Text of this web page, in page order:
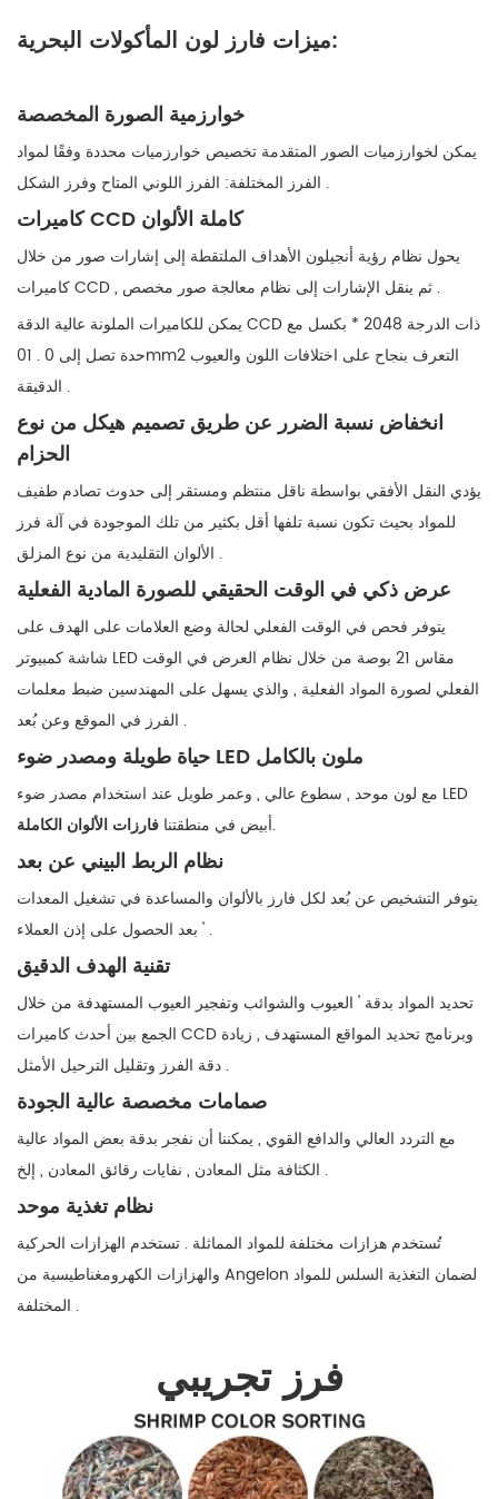
ميزات فارز لون المأكولات البحرية:
خوارزمية الصورة المخصصة
يمكن لخوارزميات الصور المتقدمة تخصيص خوارزميات محددة وفقًا لمواد
الفرز المختلفة: الفرز اللوني المتاح وفرز الشكل .
كاميرات CCD كاملة الألوان
يحول نظام رؤية أنجيلون الأهداف الملتقطة إلى إشارات صور من خلال
كاميرات CCD , ثم ينقل الإشارات إلى نظام معالجة صور مخصص .
يمكن للكاميرات الملونة عالية الدقة CCD ذات الدرجة 2048 * بكسل مع
حدة تصل إلى 0 . 01mm2 التعرف بنجاح على اختلافات اللون والعيوب
الدقيقة .
انخفاض نسبة الضرر عن طريق تصميم هيكل من نوع
الحزام
يؤدي النقل الأفقي بواسطة ناقل منتظم ومستقر إلى حدوث تصادم طفيف
للمواد بحيث تكون نسبة تلفها أقل بكثير من تلك الموجودة في آلة فرز
الألوان التقليدية من نوع المزلق .
عرض ذكي في الوقت الحقيقي للصورة المادية الفعلية
يتوفر فحص في الوقت الفعلي لحالة وضع العلامات على الهدف على
شاشة كمبيوتر LED مقاس 21 بوصة من خلال نظام العرض في الوقت
الفعلي لصورة المواد الفعلية , والذي يسهل على المهندسين ضبط معلمات
الفرز في الموقع وعن بُعد .
حياة طويلة ومصدر ضوء LED ملون بالكامل
مع لون موحد , سطوع عالي , وعمر طويل عند استخدام مصدر ضوء LED
أبيض في منطقتنا فارزات الألوان الكاملة .
نظام الربط البيني عن بعد
يتوفر التشخيص عن بُعد لكل فارز بالألوان والمساعدة في تشغيل المعدات
بعد الحصول على إذن العملاء ' .
تقنية الهدف الدقيق
تحديد المواد بدقة ' العيوب والشوائب وتفجير العيوب المستهدفة من خلال
الجمع بين أحدث كاميرات CCD وبرنامج تحديد المواقع المستهدف , زيادة
دقة الفرز وتقليل الترحيل الأمثل .
صمامات مخصصة عالية الجودة
مع التردد العالي والدافع القوي , يمكننا أن نفجر بدقة بعض المواد عالية
الكثافة مثل المعادن , نفايات رقائق المعادن , إلخ .
نظام تغذية موحد
تُستخدم هزازات مختلفة للمواد المماثلة . تستخدم الهزازات الحركية
والهزازات الكهرومغناطيسية من Angelon لضمان التغذية السلس للمواد
المختلفة .
فرز تجريبي